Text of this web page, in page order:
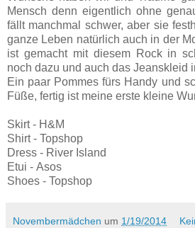
Mensch denn eigentlich ohne
fällt manchmal schwer, aber sie
ganze Leben natürlich auch in der
ist gemacht mit diesem Rock in
noch dazu und auch das Jeanskleid
Ein paar Pommes fürs Handy und
Füße, fertig ist meine erste kleine
Skirt - H&M
Shirt - Topshop
Dress - River Island
Etui - Asos
Shoes - Topshop
Novembermädchen um 1/19/2014